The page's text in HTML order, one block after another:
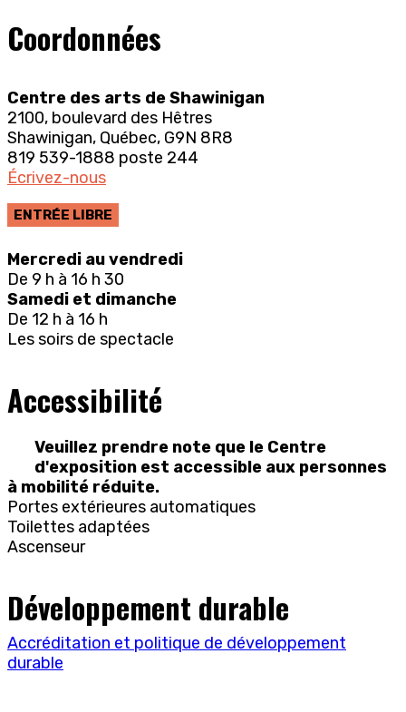
Coordonnées
Centre des arts de Shawinigan
2100, boulevard des Hêtres
Shawinigan, Québec, G9N 8R8
819 539-1888 poste 244
Écrivez-nous
ENTRÉE LIBRE
Mercredi au vendredi
De 9 h à 16 h 30
Samedi et dimanche
De 12 h à 16 h
Les soirs de spectacle
Accessibilité
Veuillez prendre note que le Centre
d'exposition est accessible aux personnes
à mobilité réduite.
Portes extérieures automatiques
Toilettes adaptées
Ascenseur
Développement durable
Accréditation et politique de développement
durable